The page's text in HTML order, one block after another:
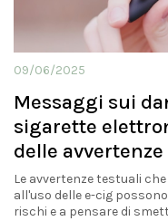
09/06/2025
Messaggi sui
sigarette
delle
Le avvertenze testuali
all'uso delle e-cig
rischi e a pensare di